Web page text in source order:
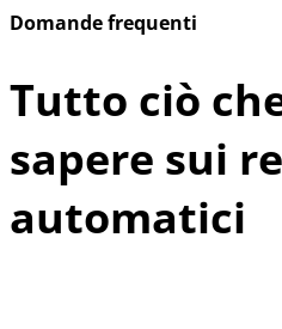
Domande frequenti
Tutto ciò
sapere sui
automatici